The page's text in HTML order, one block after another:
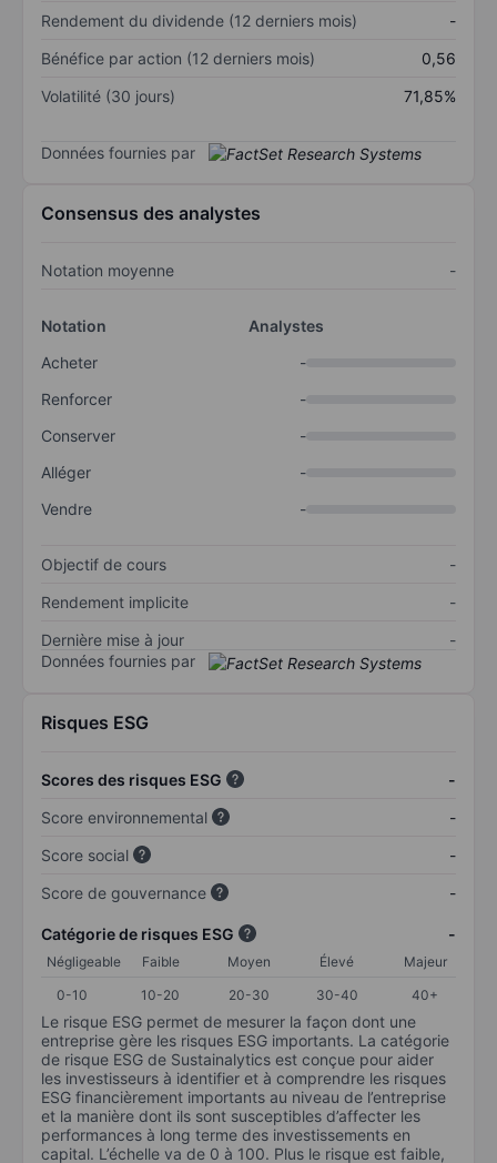
Rendement du dividende (12 derniers mois)
-
Bénéfice par action (12 derniers mois)
0,56
Volatilité (30 jours)
71,85%
Données fournies par
Consensus des analystes
Notation moyenne -
Notation
Analystes
Acheter
-
Renforcer
-
Conserver
-
Alléger
-
Vendre
-
Objectif de cours
-
Rendement implicite
-
Dernière mise à jour
-
Données fournies par
Risques ESG
Scores des risques ESG
-
Score environnemental
-
Score social
-
Score de gouvernance
-
Catégorie de risques ESG -
Négligeable Faible Moyen Élevé
Majeur
0-10
10-20 20-30 30-40 40+
Le risque ESG permet de mesurer la façon dont une
entreprise gère les risques ESG importants. La catégorie
de risque ESG de Sustainalytics est conçue pour aider
les investisseurs à identifier et à comprendre les risques
ESG financièrement importants au niveau de l’entreprise
et la manière dont ils sont susceptibles d’affecter les
performances à long terme des investissements en
capital. L’échelle va de 0 à 100. Plus le risque est faible,